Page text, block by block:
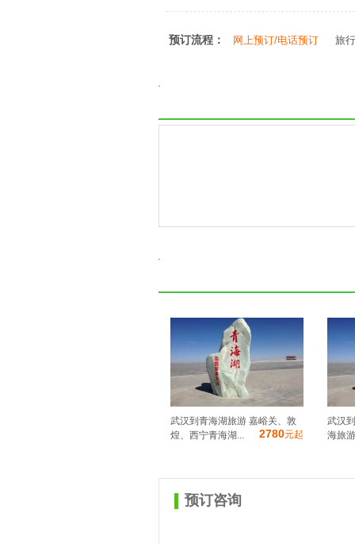
预订流程： 网上预订/电话预订 旅
武汉到青海湖旅游 嘉峪关、敦
煌、西宁青海湖...
2780元起
武汉
海旅
预订咨询